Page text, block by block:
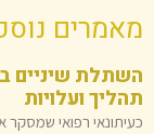
מאמרים
השתלת שיניים
תהליך ועלויות
כעיתונאי רפואי